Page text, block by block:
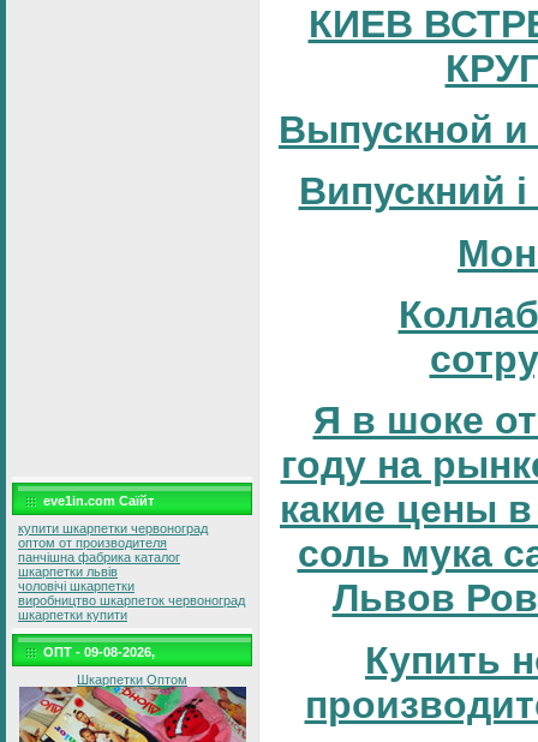
eve1in.com Саїйт
купити шкарпетки червоноград
оптом от производителя
панчішна фабрика каталог
шкарпетки львів
чоловічі шкарпетки
виробництво шкарпеток червоноград
шкарпетки купити
ОПТ - 09-08-2026,
Шкарпетки Оптом
КИЕВ
Выпускной и
Випускний
Я в шоке
году на
какие цены
соль мука
Львов
Купить